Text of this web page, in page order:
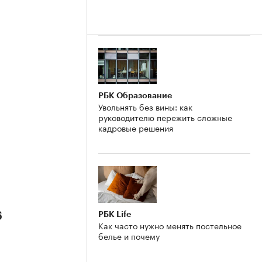
РБК Образование
Увольнять без вины: как
руководителю пережить сложные
кадровые решения
РБК Life
Как часто нужно менять постельное
белье и почему